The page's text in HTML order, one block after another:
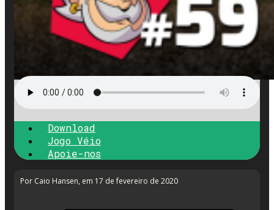
Download
Jogo Véio
Apoie-nos
Por Caio Hansen, em 17 de fevereiro de 2020